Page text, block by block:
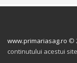
www.primariasag.ro ©
continutului acestui